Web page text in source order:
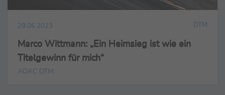
29.06.2023 DTM
Marco Wittmann: „Ein Heimsieg ist wie ein
Titelgewinn für mich“
ADAC DTM